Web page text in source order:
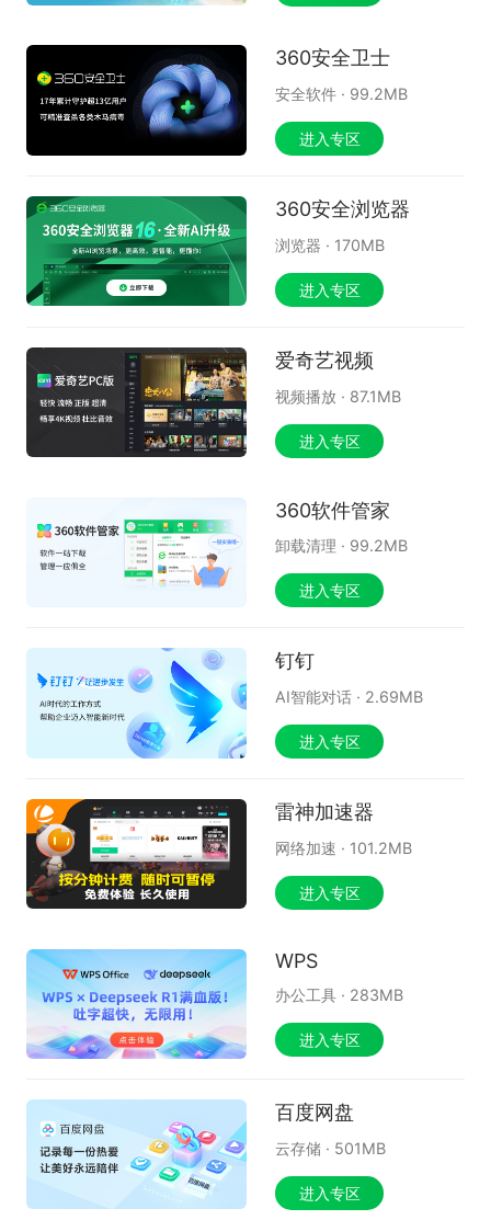
360安全卫士
安全软件 · 99.2MB
进入专区
360安全浏览器
浏览器 · 170MB
进入专区
爱奇艺视频
视频播放 · 87.1MB
进入专区
360软件管家
卸载清理 · 99.2MB
进入专区
钉钉
AI智能对话 · 2.69MB
进入专区
雷神加速器
网络加速 · 101.2MB
进入专区
WPS
办公工具 · 283MB
进入专区
百度网盘
云存储 · 501MB
进入专区